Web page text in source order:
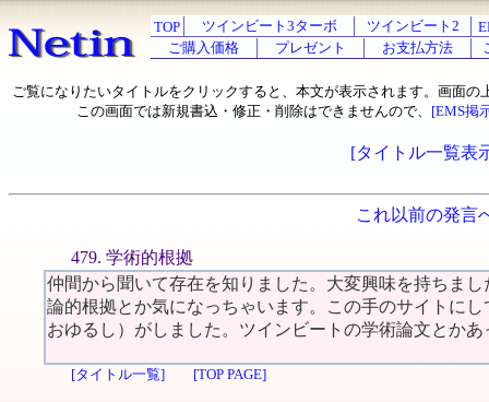
TOP ツインビート3ターボ ツインビート2
ご購入価格
プレゼント お支払方法
ご覧になりたいタイトルをクリックすると、本文が表示されます。画面の
この画面では新規書込・修正・削除はできませんので、 [EMS掲
[タイトル一覧表
これ以前の発言
479. 学術的根拠
仲間から聞いて存在を知りました。大変興味を持ちま
論的根拠とか気になっちゃいます。この手のサイトに
おゆるし）がしました。ツインビートの学術論文とか
[タイトル一覧] [TOP PAGE]